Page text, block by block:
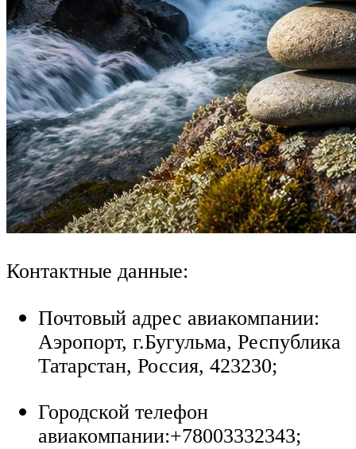
Контактные данные:
Почтовый адрес авиакомпании:
Аэропорт, г.Бугульма, Республика
Татарстан, Россия, 423230;
Городской телефон
авиакомпании:+78003332343;